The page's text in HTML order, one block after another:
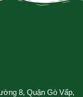
8, Quận Gò Vấp,